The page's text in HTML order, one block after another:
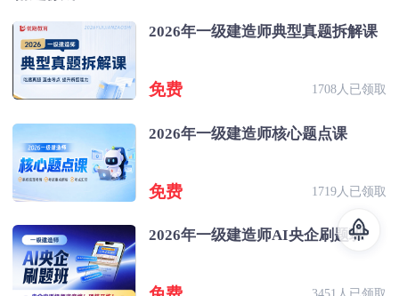
2026年一级建造师典型真题拆解课
免费 1708人已领取
2026年一级建造师核心题点课
免费 1719人已领取
2026年一级建造师AI央企刷题班
3451人已领取